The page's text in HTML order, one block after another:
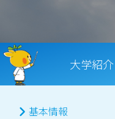
大学紹介
基本情報